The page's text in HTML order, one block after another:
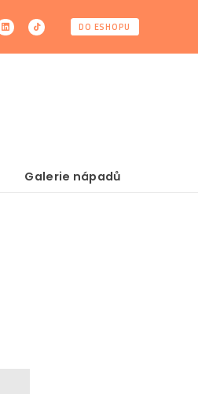
DO ESHOPU
Galerie nápadů